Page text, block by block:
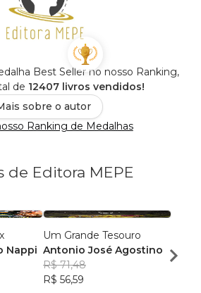
Best Seller no nosso Ranking,
de 12407 livros vendidos!
sobre o autor
Ranking de Medalhas
de Editora MEPE
Nappi
Um Grande Tesouro
Antonio José Agostino
R$ 71,48
R$ 56,59
R$